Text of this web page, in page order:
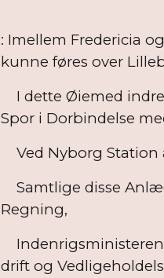
§
: Imellem Fredericia
kunne føres over
I dette Øiemed
Spor i Dorbindelse
Ved Nyborg Station
Samtlige disse
Regning,
Indenrigsministeren
drift og